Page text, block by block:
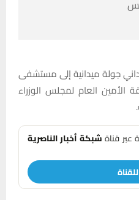
جولة ميدانية إلى مستشفى
الأمين العام لمجلس الوزراء
عبر قناةشبكة أخبار الناصرية